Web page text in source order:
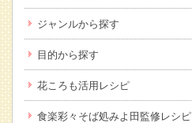
ジャンルから探す
目的から探す
花ころも活用レシピ
食楽彩々そば処みよ田監修レシピ